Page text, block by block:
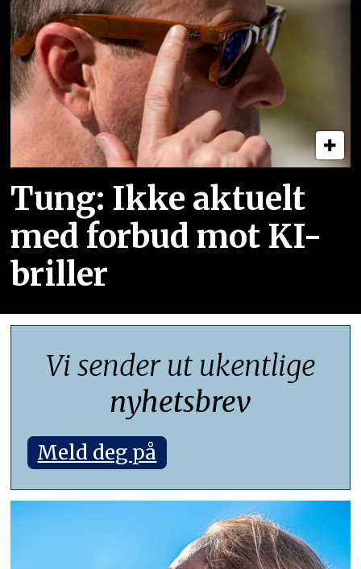
Tung: Ikke aktuelt
med forbud mot KI-
briller
Vi sender ut ukentlige
nyhetsbrev
Meld deg på